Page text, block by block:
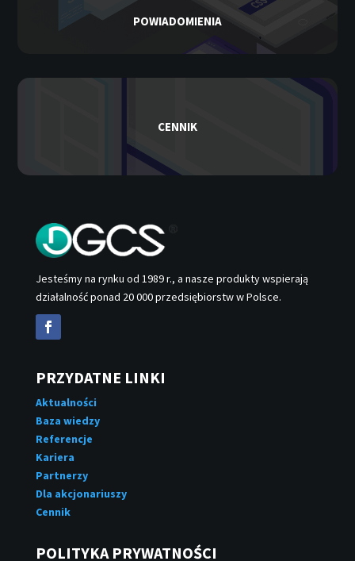
POWIADOMIENIA
CENNIK
Jesteśmy na rynku od 1989 r., a nasze produkty wspierają
działalność ponad 20 000 przedsiębiorstw w Polsce.
PRZYDATNE LINKI
Aktualności
Baza wiedzy
Referencje
Kariera
Partnerzy
Dla akcjonariuszy
Cennik
POLITYKA PRYWATNOŚCI